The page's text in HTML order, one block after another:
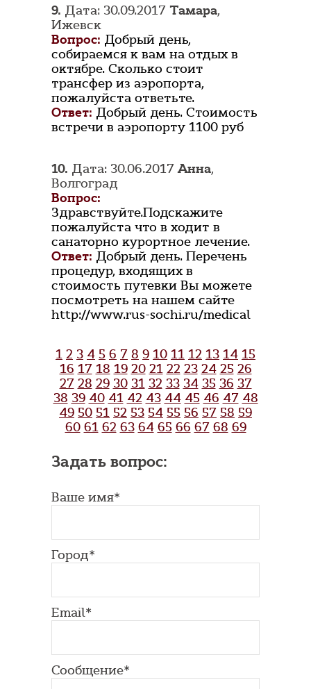
9. Дата: 30.09.2017 Тамара,
Ижевск
Вопрос: Добрый день,
собираемся к вам на отдых в
октябре. Сколько стоит
трансфер из аэропорта,
пожалуйста ответьте.
Ответ: Добрый день. Стоимость
встречи в аэропорту 1100 руб
10. Дата: 30.06.2017Анна,
Волгоград
Вопрос:
Здравствуйте.Подскажите
пожалуйста что в ходит в
санаторно курортное лечение.
Ответ: Добрый день. Перечень
процедур, входящих в
стоимость путевки Вы можете
посмотреть на нашем сайте
http://www.rus-sochi.ru/medical
1 2 3 4 5 6 7 8 9 10 11 12 13 14 15
16 17 18 19 20 21 22 23 24 25 26
27 28 29 30 31 32 33 34 35 36 37
38 39 40 41 42 43 44 45 46 47 48
49 50 51 52 53 54 55 56 57 58 59
60 61 62 63 64 65 66 67 68 69
Задать вопрос:
Ваше имя*
Город*
Email*
Сообщение*